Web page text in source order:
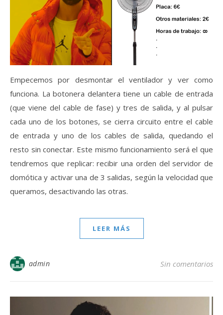
Empecemos por desmontar el ventilador y ver como
funciona. La botonera delantera tiene un cable de entrada
(que viene del cable de fase) y tres de salida, y al pulsar
cada uno de los botones, se cierra circuito entre el cable
de entrada y uno de los cables de salida, quedando el
resto sin conectar. Este mismo funcionamiento será el que
tendremos que replicar: recibir una orden del servidor de
domótica y activar una de 3 salidas, según la velocidad que
queramos, desactivando las otras.
LEER MÁS
admin Sin comentarios